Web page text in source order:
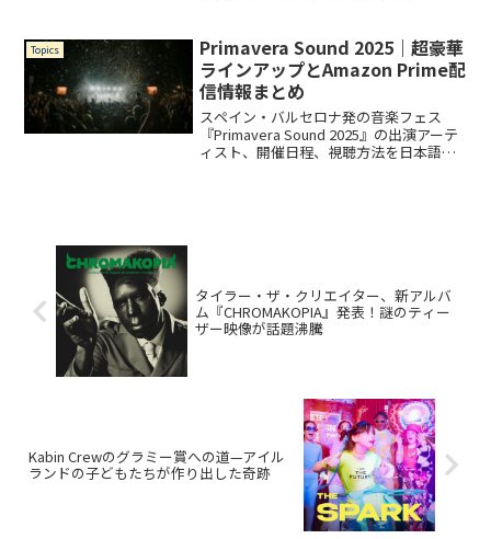
ンパウロにインスパイアされた、アップ
テ...
Topics
Primavera Sound 2025｜超豪華
ラインアップとAmazon Prime配
信情報まとめ
スペイン・バルセロナ発の音楽フェス
『Primavera Sound 2025』の出演アーテ
ィスト、開催日程、視聴方法を日本語で
タイラー・ザ・クリエイター、新アルバ
ム『CHROMAKOPIA』発表！謎のティー
ザー映像が話題沸騰
Kabin Crewのグラミー賞への道—アイル
ランドの子どもたちが作り出した奇跡